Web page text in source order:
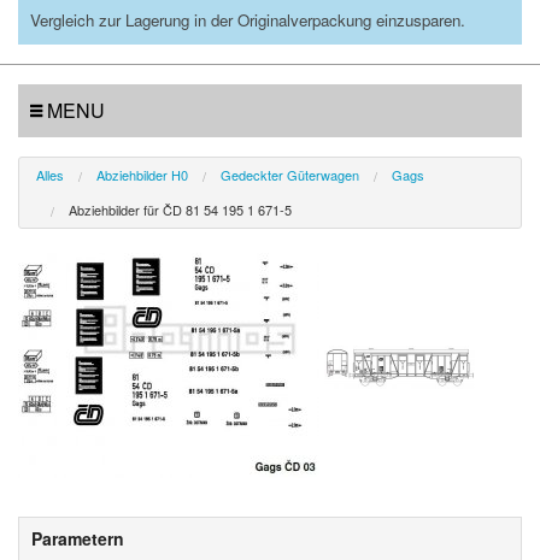
Vergleich zur Lagerung in der Originalverpackung einzusparen.
MENU
Alles Abziehbilder H0 Gedeckter Güterwagen
Gags
Abziehbilder für ČD 81 54 195 1 671-5
Parametern